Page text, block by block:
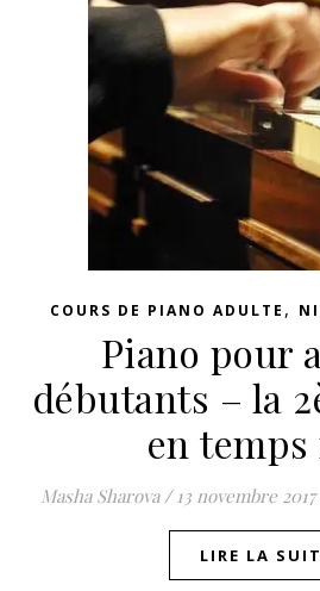
COURS DE PIANO ADULTE ,
Piano pour
débutants – la
en temps
Masha Sharova / 13 novembre 2017
LIRE LA